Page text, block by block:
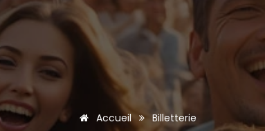
Accueil Billetterie